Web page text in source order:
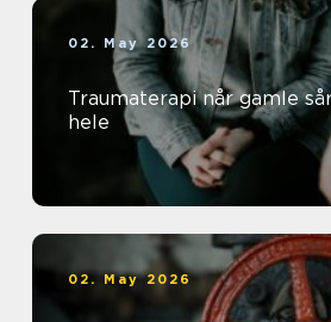
02. May 2026
Traumaterapi når gamle sår får lov at
hele
02. May 2026